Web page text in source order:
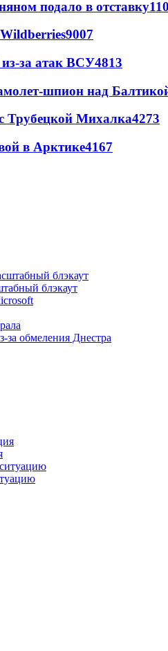
подало в отставку
9007
за атак ВСУ4813
шпион над
Трубецкой Михалка4273
в Арктике4167
блэкаут
за обмеления Днестра